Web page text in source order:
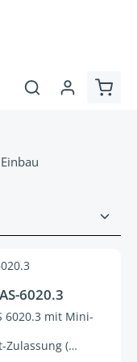
Einbau
6020.3
6020.3 mit Mini-
Zulassung (